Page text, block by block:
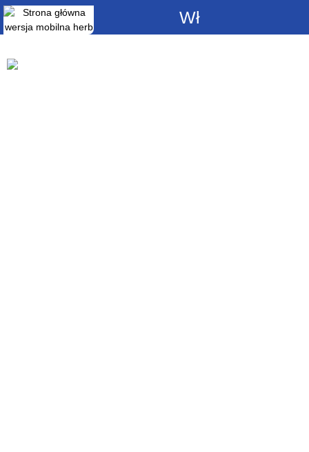
Włącz
powiadomienia